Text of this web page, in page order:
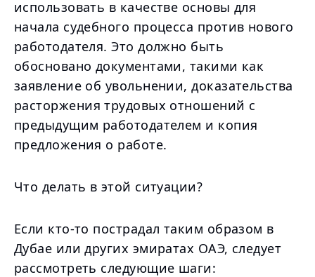
использовать в качестве основы для
начала судебного процесса против нового
работодателя. Это должно быть
обосновано документами, такими как
заявление об увольнении, доказательства
расторжения трудовых отношений с
предыдущим работодателем и копия
предложения о работе.
Что делать в этой ситуации?
Если кто-то пострадал таким образом в
Дубае или других эмиратах ОАЭ, следует
рассмотреть следующие шаги: